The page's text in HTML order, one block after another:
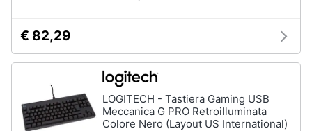
€ 82,29
LOGITECH - Tastiera Gaming USB
Meccanica G PRO Retroilluminata
Colore Nero (Layout US International)